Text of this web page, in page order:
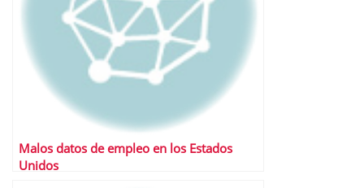
Malos datos de empleo en los Estados
Unidos